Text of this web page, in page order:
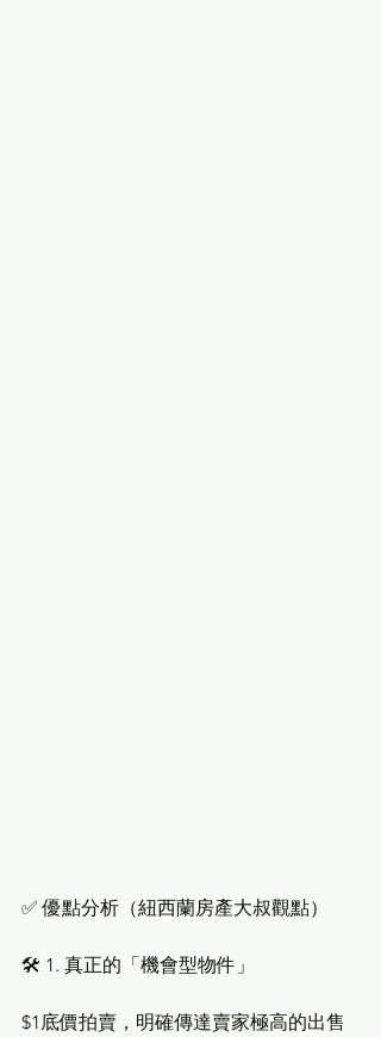
✅ 優點分析（紐西蘭房產大叔觀點）
🛠 1. 真正的「機會型物件」
$1底價拍賣，明確傳達賣家極高的出售